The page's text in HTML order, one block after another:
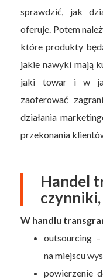
sprawdzić, jak
oferuje. Potem
które produkty
jakie nawyki mają
jaki towar i w
zaoferować
działania
przekonania
Handel
W handlu
outsourcing
na miejscu
powierzenie